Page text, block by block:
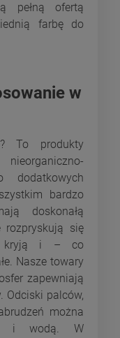
pełną ofertą
farbę do
w
To produkty
dodatkowych
bardzo
doskonałą
rozpryskują się
kryją i – co
Nasze towary
zapewniają
Odciski palców,
można
i wodą. W